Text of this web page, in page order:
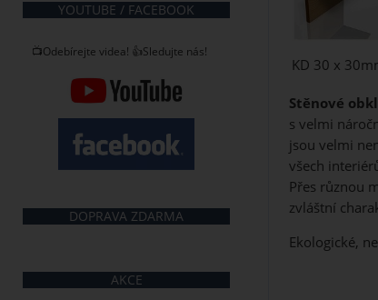
KD 30 x
Stěnové
s velmi
jsou velmi
všech
Přes různou
zvláštní
Ekologické,
YOUTUBE / FACEBOOK
📺Odebírejte videa! 👍Sledujte nás!
DOPRAVA ZDARMA
AKCE